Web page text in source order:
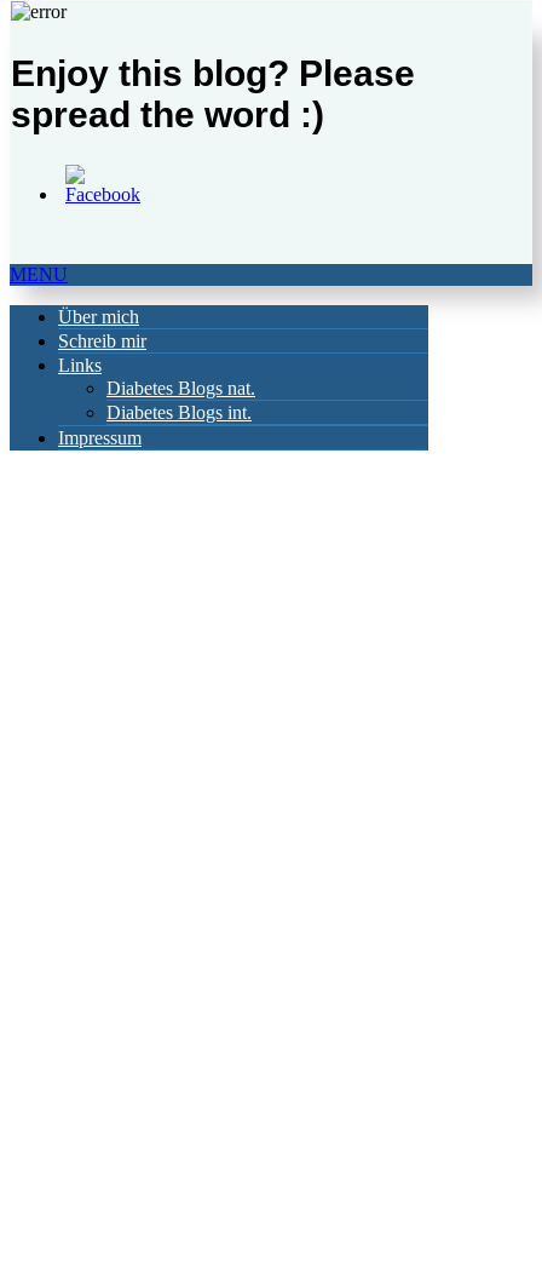
Enjoy this blog? Please
spread the word :)
MENU
Über mich
Schreib mir
Links
Diabetes Blogs nat.
Diabetes Blogs int.
Impressum